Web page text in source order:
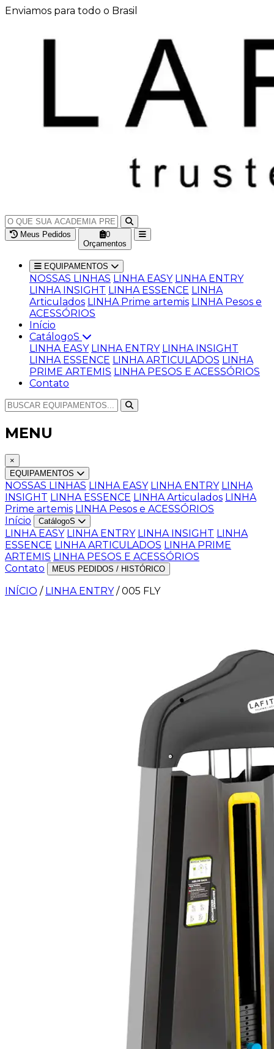
Enviamos para todo o Brasil
Meus Pedidos
0
Orçamentos
EQUIPAMENTOS
NOSSAS LINHAS LINHA EASY LINHA ENTRY
LINHA INSIGHT LINHA ESSENCE LINHA
Articulados LINHA Prime artemis LINHA Pesos e
ACESSÓRIOS
Início
CatálogoS
LINHA EASY LINHA ENTRY LINHA INSIGHT
LINHA ESSENCE LINHA ARTICULADOS LINHA
PRIME ARTEMIS LINHA PESOS E ACESSÓRIOS
Contato
MENU
×
EQUIPAMENTOS
NOSSAS LINHAS LINHA EASY LINHA ENTRY LINHA
INSIGHT LINHA ESSENCE LINHA Articulados LINHA
Prime artemis LINHA Pesos e ACESSÓRIOS
Início
CatálogoS
LINHA EASY LINHA ENTRY LINHA INSIGHT LINHA
ESSENCE LINHA ARTICULADOS LINHA PRIME
ARTEMIS LINHA PESOS E ACESSÓRIOS
Contato
MEUS PEDIDOS / HISTÓRICO
INÍCIO / LINHA ENTRY / 005 FLY